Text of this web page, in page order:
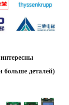
больше деталей)